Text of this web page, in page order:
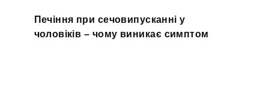
Печіння при сечовипусканні у
чоловіків – чому виникає симптом